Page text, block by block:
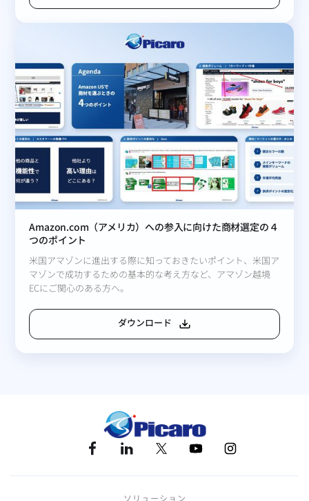
Amazon.com（アメリカ）への参入に向けた商材選定の４
つのポイント
米国アマゾンに進出する際に知っておきたいポイント、米国ア
マゾンで成功するための基本的な考え方など、アマゾン越境
ECにご関心のある方へ。
ダウンロード
ソリューション